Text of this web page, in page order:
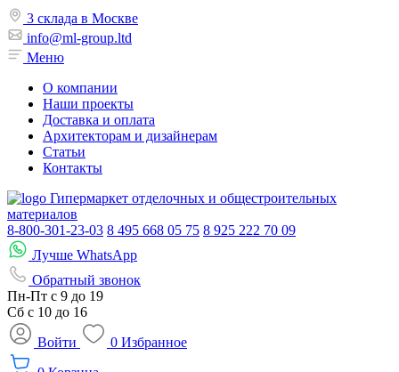
3 склада в Москве
info@ml-group.ltd
Меню
О компании
Наши проекты
Доставка и оплата
Архитекторам и дизайнерам
Статьи
Контакты
Гипермаркет отделочных и общестроительных
материалов
8-800-301-23-03 8 495 668 05 75 8 925 222 70 09
Лучше WhatsApp
Обратный звонок
Пн-Пт с 9 до 19
Сб с 10 до 16
Войти
0 Избранное